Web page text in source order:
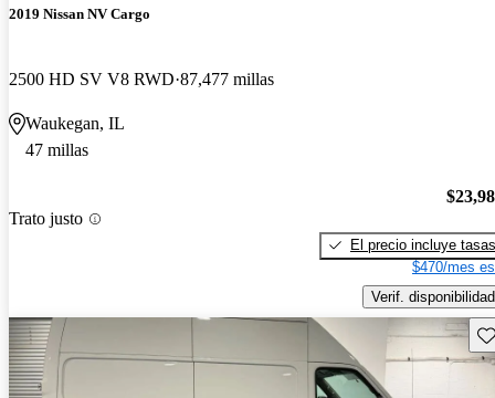
2019 Nissan NV Cargo
2500 HD SV V8 RWD 87,477 millas
Waukegan, IL
47 millas
Trato justo
El precio incluye tasas
$470/mes
Verif. disponibilidad